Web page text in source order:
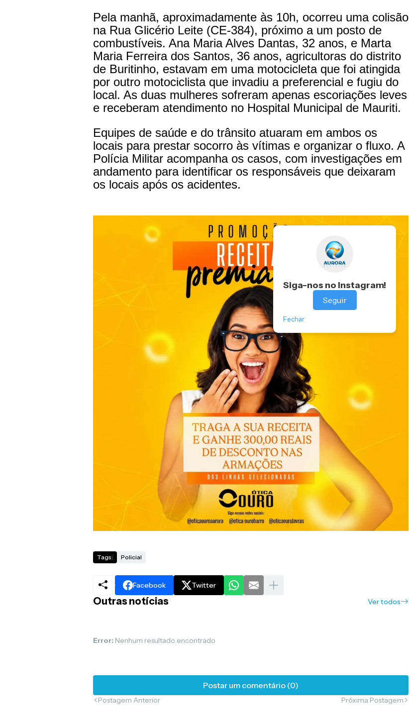
Pela manhã, aproximadamente às 10h, ocorreu uma colisão
na Rua Glicério Leite (CE-384), próximo a um posto de
combustíveis. Ana Maria Alves Dantas, 32 anos, e Marta
Maria Ferreira dos Santos, 36 anos, agricultoras do distrito
de Buritinho, estavam em uma motocicleta que foi atingida
por outro motociclista que invadiu a preferencial e fugiu do
local. As duas mulheres sofreram apenas escoriações leves
e receberam atendimento no Hospital Municipal de Mauriti.
Equipes de saúde e do trânsito atuaram em ambos os
locais para prestar socorro às vítimas e organizar o fluxo. A
Polícia Militar acompanha os casos, com investigações em
andamento para identificar os responsáveis que deixaram
os locais após os acidentes.
Tags: Policial
Facebook Twitter
Outras notícias Ver todos
Error: Nenhum resultado encontrado
Postar um comentário (0)
Postagem Anterior Próxima Postagem
Siga-nos no Instagram!
Seguir
Fechar